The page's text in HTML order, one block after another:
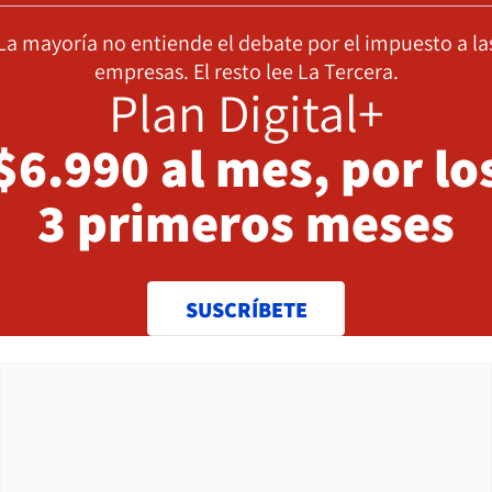
mayoría no entiende el debate por el impuesto a
empresas. El resto lee La Tercera.
Plan Digital+
al mes, por
3 primeros meses
SUSCRÍBETE